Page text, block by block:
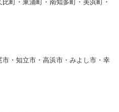
町・東浦町・南知多町・美浜町・
・知立市・高浜市・みよし市・幸